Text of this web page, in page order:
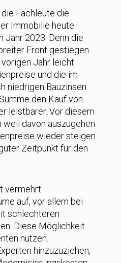
Fachleute die
Immobilie heute
Jahr 2023. Denn die
Front gestiegen.
Jahr leicht
und die im
niedrigen Bauzinsen.
den Kauf von
leistbarer. Vor diesem
weil davon auszugehen
wieder steigen
Zeitpunkt für den
vermehrt
auf, vor allem bei
schlechteren
Diese Möglichkeit
nutzen.
hinzuzuziehen,